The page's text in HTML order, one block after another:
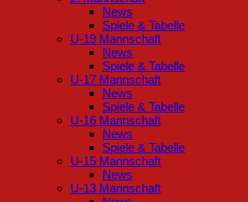
News
Spiele & Tabelle
U-19 Mannschaft
News
Spiele & Tabelle
U-17 Mannschaft
News
Spiele & Tabelle
U-16 Mannschaft
News
Spiele & Tabelle
U-15 Mannschaft
News
U-13 Mannschaft